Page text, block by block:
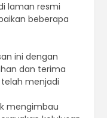
laman resmi
beberapa
ini dengan
dan terima
menjadi
mengimbau